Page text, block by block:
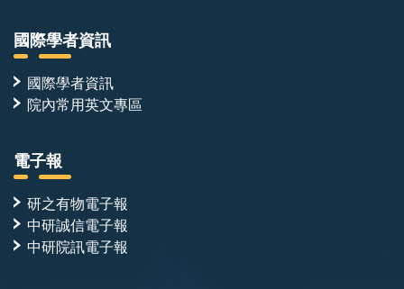
國際學者資訊
國際學者資訊
院內常用英文專區
電子報
研之有物電子報
中研誠信電子報
中研院訊電子報